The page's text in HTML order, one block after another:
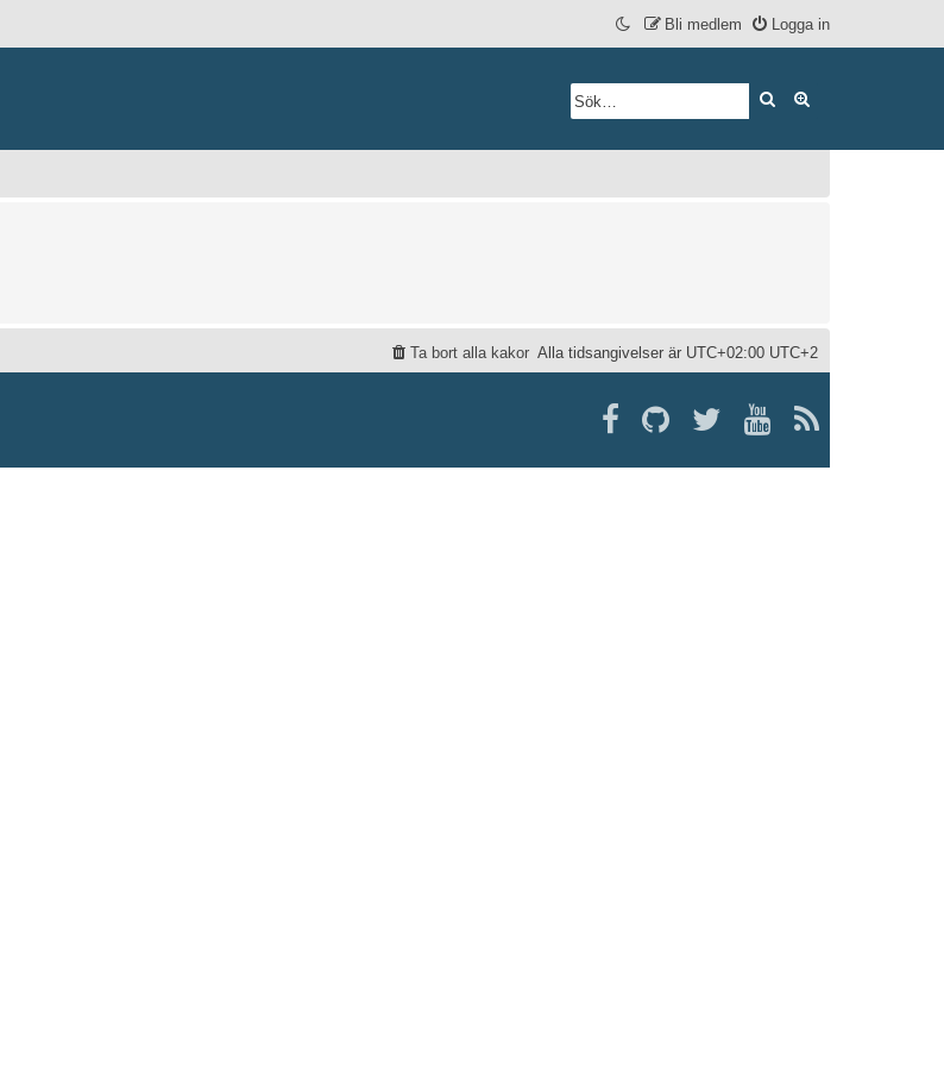
Logga in
Bli medlem
Sök
Alla tidsangivelser är UTC+02:00 UTC+2
Ta bort alla kakor